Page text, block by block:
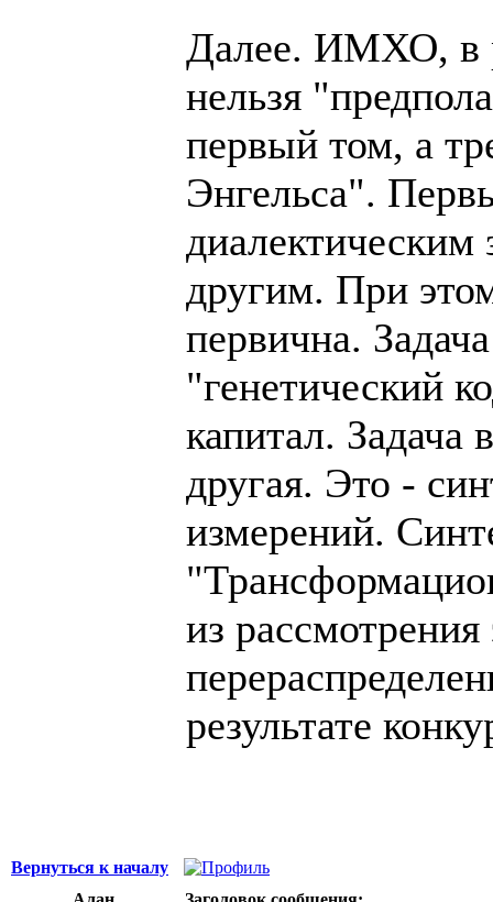
Далее. ИМХО, в
нельзя
первый том, а
Энгельса".
диалектическим
другим. При
первична.
"генетический
капитал. Задача
другая. Это -
измерений.
из рассмотрения
результате
Вернуться к началу